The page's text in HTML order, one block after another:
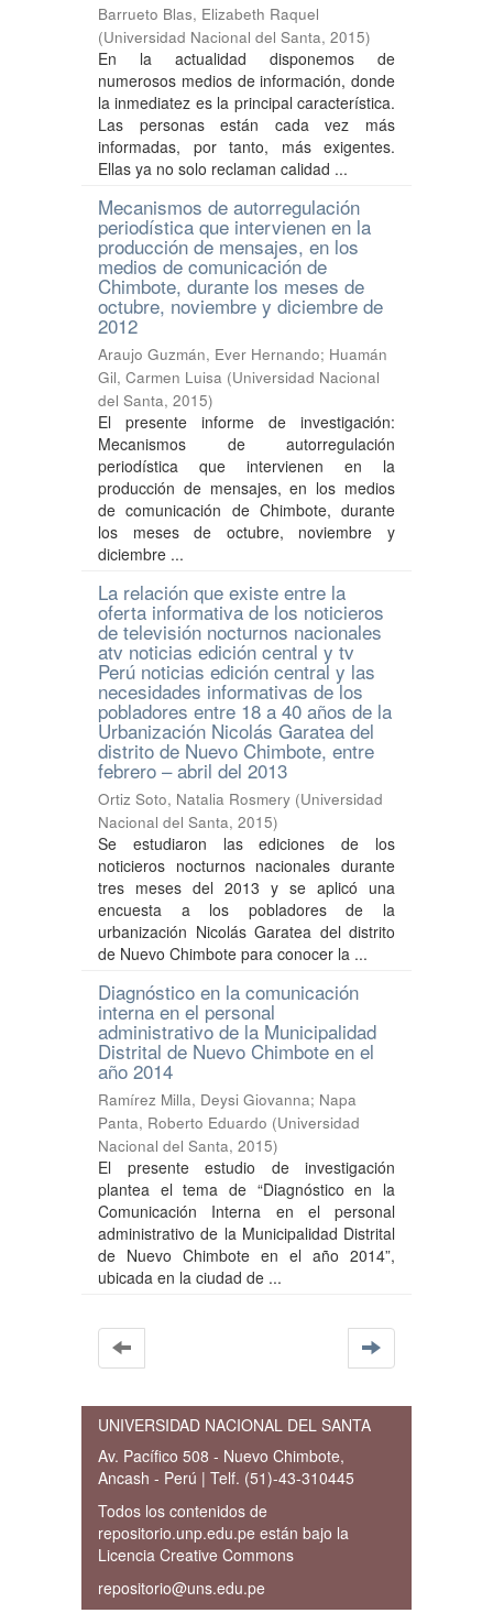
Barrueto Blas, Elizabeth Raquel
(Universidad Nacional del Santa, 2015)
En la actualidad disponemos de
numerosos medios de información, donde
la inmediatez es la principal característica.
Las personas están cada vez más
informadas, por tanto, más exigentes.
Ellas ya no solo reclaman calidad ...
Mecanismos de autorregulación
periodística que intervienen en la
producción de mensajes, en los
medios de comunicación de
Chimbote, durante los meses de
octubre, noviembre y diciembre de
2012
Araujo Guzmán, Ever Hernando; Huamán
Gil, Carmen Luisa (Universidad Nacional
del Santa, 2015)
El presente informe de investigación:
Mecanismos de autorregulación
periodística que intervienen en la
producción de mensajes, en los medios
de comunicación de Chimbote, durante
los meses de octubre, noviembre y
diciembre ...
La relación que existe entre la
oferta informativa de los noticieros
de televisión nocturnos nacionales
atv noticias edición central y tv
Perú noticias edición central y las
necesidades informativas de los
pobladores entre 18 a 40 años de la
Urbanización Nicolás Garatea del
distrito de Nuevo Chimbote, entre
febrero – abril del 2013
Ortiz Soto, Natalia Rosmery (Universidad
Nacional del Santa, 2015)
Se estudiaron las ediciones de los
noticieros nocturnos nacionales durante
tres meses del 2013 y se aplicó una
encuesta a los pobladores de la
urbanización Nicolás Garatea del distrito
de Nuevo Chimbote para conocer la ...
Diagnóstico en la comunicación
interna en el personal
administrativo de la Municipalidad
Distrital de Nuevo Chimbote en el
año 2014
Ramírez Milla, Deysi Giovanna; Napa
Panta, Roberto Eduardo (Universidad
Nacional del Santa, 2015)
El presente estudio de investigación
plantea el tema de “Diagnóstico en la
Comunicación Interna en el personal
administrativo de la Municipalidad Distrital
de Nuevo Chimbote en el año 2014”,
ubicada en la ciudad de ...
UNIVERSIDAD NACIONAL DEL SANTA
Av. Pacífico 508 - Nuevo Chimbote,
Ancash - Perú | Telf. (51)-43-310445
Todos los contenidos de
repositorio.unp.edu.pe están bajo la
Licencia Creative Commons
repositorio@uns.edu.pe